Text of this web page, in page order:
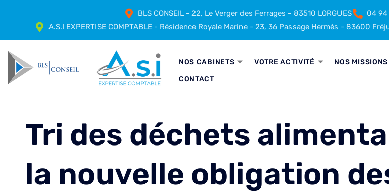
BLS CONSEIL - 22, Le Verger des Ferrages - 83510 LORGUES 04
A.S.I EXPERTISE COMPTABLE - Résidence Royale Marine - 23, 36 Passage Hermès - 83600
NOS CABINETS VOTRE ACTIVITÉ NOS MISSIONS
CONTACT
Tri des déchets
la nouvelle obligation